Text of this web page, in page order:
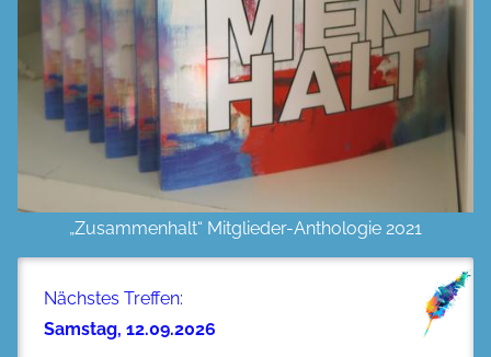
„Zusammenhalt“ Mitglieder-Anthologie 2021
Nächstes Treffen:
Samstag, 12.09.2026